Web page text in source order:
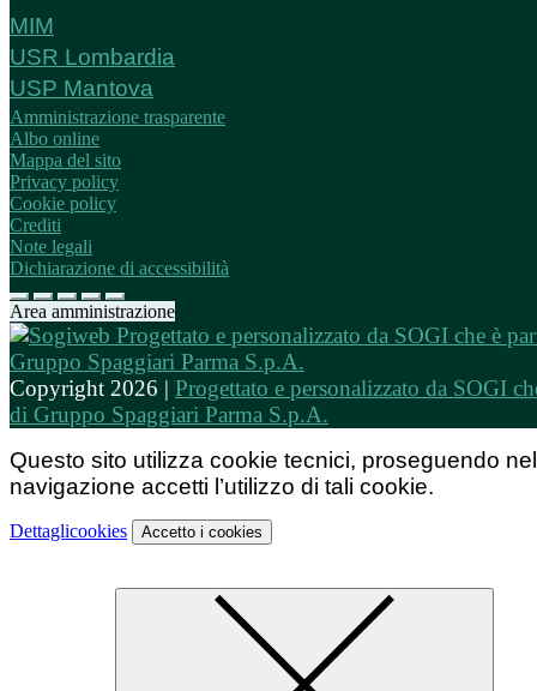
MIM
USR Lombardia
USP Mantova
Amministrazione trasparente
Albo online
Mappa del sito
Privacy policy
Cookie policy
Crediti
Note legali
Dichiarazione di accessibilità
Area amministrazione
Copyright 2026 | Progettato e personalizzato da SOGI
di Gruppo Spaggiari Parma S.p.A.
Questo sito utilizza cookie tecnici, proseguendo
navigazione accetti l’utilizzo di tali cookie.
Dettaglicookies Accetto i cookies